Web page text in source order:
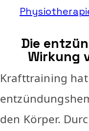
Die
Wirkung
Krafttraining
den Körper.